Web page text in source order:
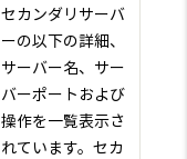
セカンダリサーバ
ーの以下の詳細、
サーバー名、サー
バーポートおよび
操作を一覧表示さ
れています。セカ